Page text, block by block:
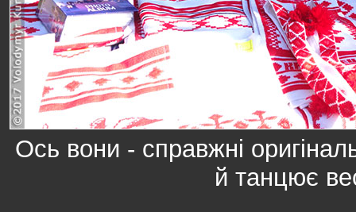
Ось вони - справжні
й танцює